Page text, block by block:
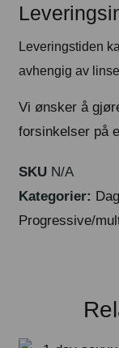
Leveringstiden
avhengig av
Vi ønsker å
forsinkelser på
SKU N/A
Kategorier:
Progressive/